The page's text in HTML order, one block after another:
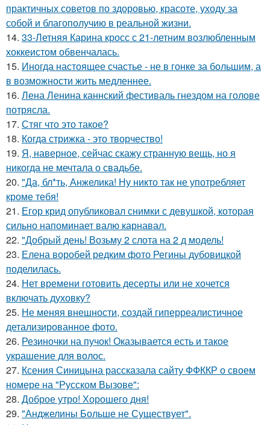
практичных советов по здоровью, красоте, уходу за
собой и благополучию в реальной жизни.
14. 33-Летняя Карина кросс с 21-летним возлюбленным
хоккеистом обвенчалась.
15. Иногда настоящее счастье - не в гонке за большим, а
в возможности жить медленнее.
16. Лена Ленина каннский фестиваль гнездом на голове
потрясла.
17. Стяг что это такое?
18. Когда стрижка - это творчество!
19. Я, наверное, сейчас скажу странную вещь, но я
никогда не мечтала о свадьбе.
20. "Да, бл*ть, Анжелика! Ну никто так не употребляет
кроме тебя!
21. Егор крид опубликовал снимки с девушкой, которая
сильно напоминает валю карнавал.
22. "Добрый день! Возьму 2 слота на 2 д модель!
23. Елена воробей редким фото Регины дубовицкой
поделилась.
24. Нет времени готовить десерты или не хочется
включать духовку?
25. Не меняя внешности, создай гиперреалистичное
детализированное фото.
26. Резиночки на пучок! Оказывается есть и такое
украшение для волос.
27. Ксения Синицына рассказала сайту ФФККР о своем
номере на "Русском Вызове":
28. Доброе утро! Хорошего дня!
29. "Анджелины Больше не Существует".